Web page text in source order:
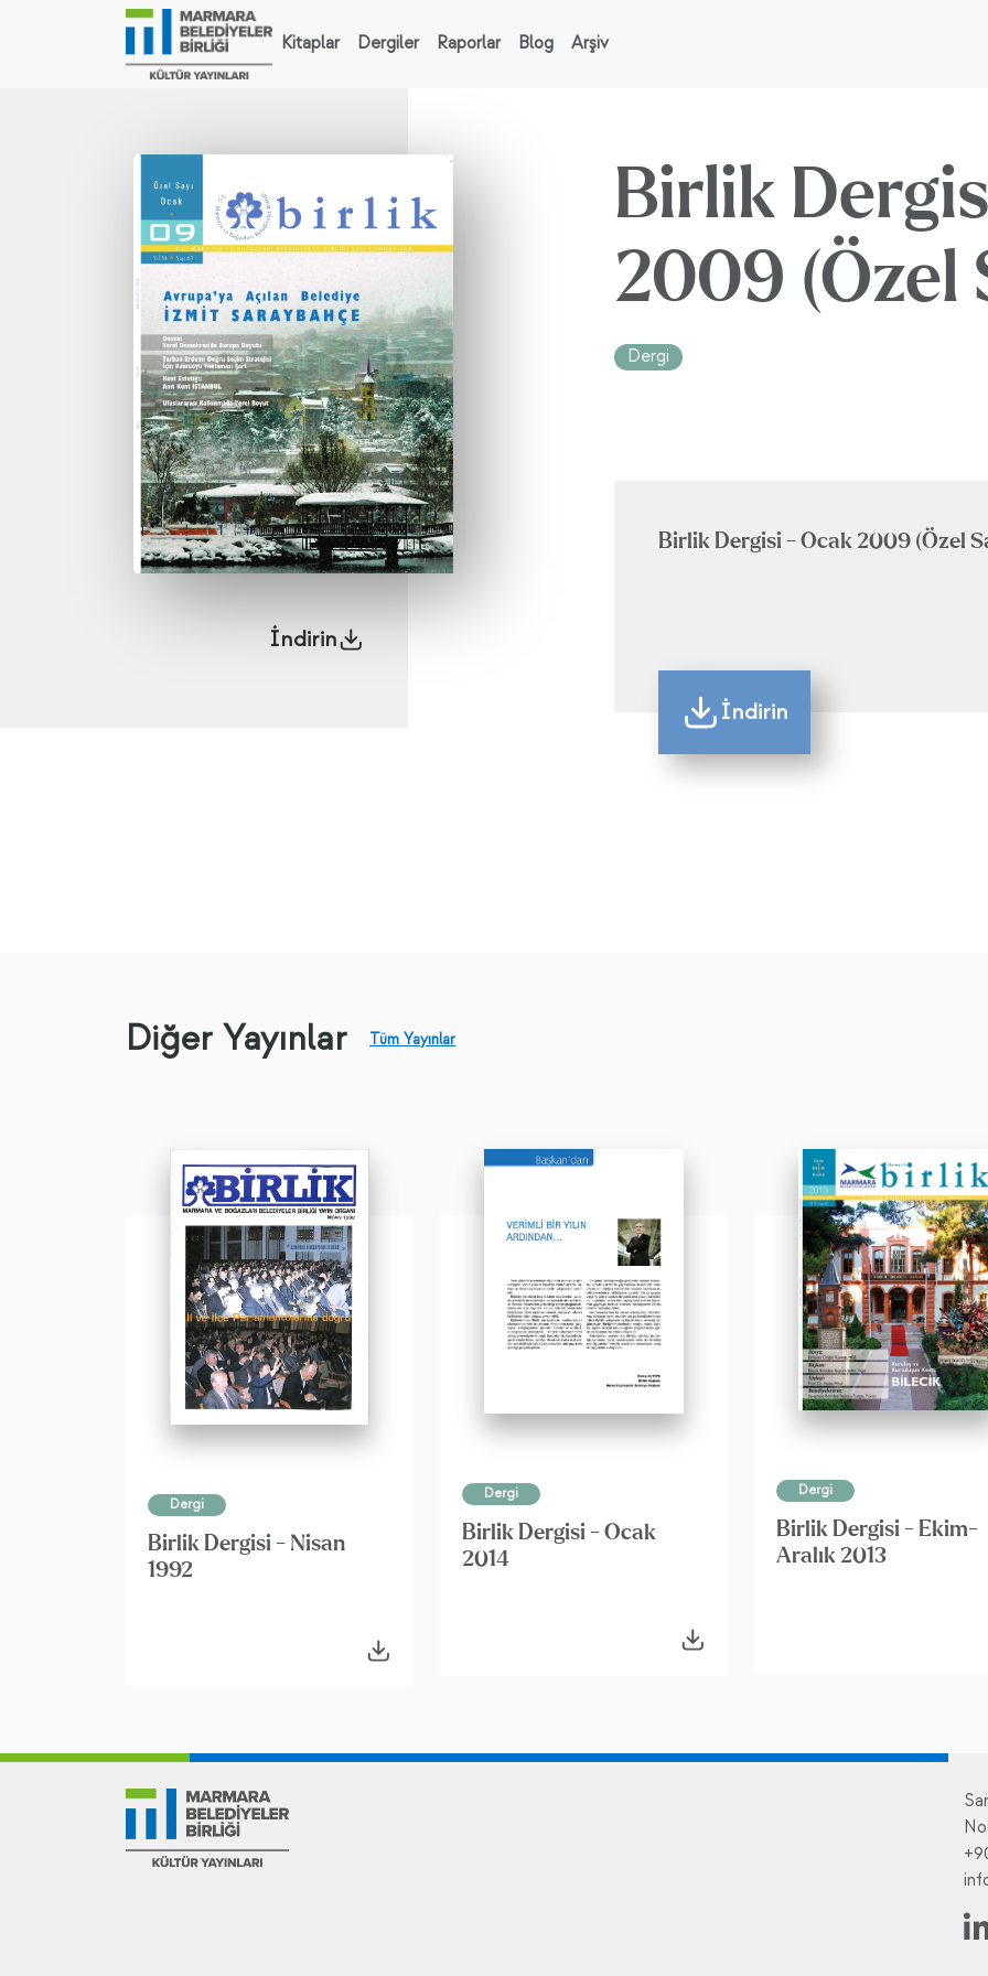
Kitaplar Dergiler Raporlar Blog Arşiv
İndirin
Birlik
2009 (Özel
Dergi
Birlik Dergisi - Ocak 2009 (Özel
İndirin
Diğer Yayınlar Tüm Yayınlar
Dergi
Birlik Dergisi - Nisan
1992
Dergi
Birlik Dergisi - Ocak
2014
Dergi
Birlik Dergisi - Ekim-
Aralık 2013